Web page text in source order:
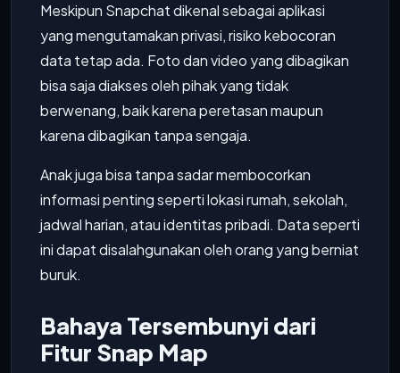
Meskipun Snapchat dikenal sebagai aplikasi
yang mengutamakan privasi, risiko kebocoran
data tetap ada. Foto dan video yang dibagikan
bisa saja diakses oleh pihak yang tidak
berwenang, baik karena peretasan maupun
karena dibagikan tanpa sengaja.
Anak juga bisa tanpa sadar membocorkan
informasi penting seperti lokasi rumah, sekolah,
jadwal harian, atau identitas pribadi. Data seperti
ini dapat disalahgunakan oleh orang yang berniat
buruk.
Bahaya Tersembunyi dari
Fitur Snap Map